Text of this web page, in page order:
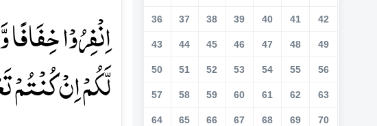
اِنۡفِرُوۡا
لَّکُمۡ اِنۡ کُنۡتُمۡ
36 37 38 39 40 41 42
43 44 45 46 47 48 49
50 51 52 53 54 55 56
57 58 59 60 61 62 63
64 65 66 67 68 69 70